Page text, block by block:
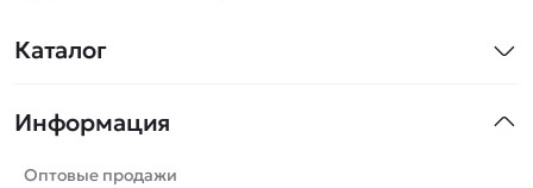
Каталог
Машинки
Танки
Информация
Оптовые продажи